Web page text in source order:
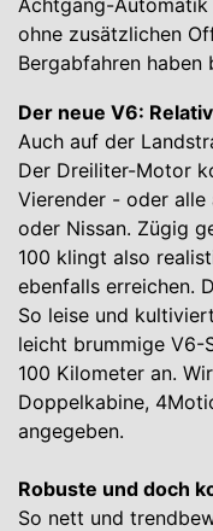
Achtgang-Automatik
ohne zusätzlichen
Bergabfahren
Der neue V6:
Auch auf der
Der Dreiliter-Motor
Vierender - oder alle
oder Nissan. Zügig
100 klingt also
ebenfalls erreichen.
So leise und
leicht brummige V6-
100 Kilometer an.
Doppelkabine,
angegeben.
Robuste und doch
So nett und